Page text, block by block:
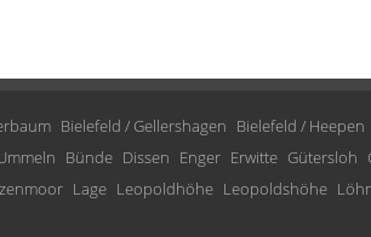
Bielefeld / Gellershagen Bielefeld / Heepen
Bünde Dissen Enger Erwitte Gütersloh
Lage Leopoldhöhe Leopoldshöhe